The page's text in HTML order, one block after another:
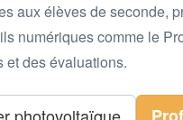
aux élèves de seconde,
numériques comme le
et des évaluations.